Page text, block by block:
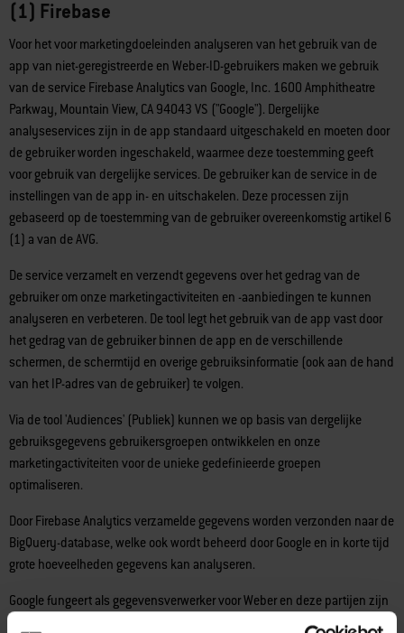
(1) Firebase
Voor het voor marketingdoeleinden analyseren van het gebruik van de
app van niet-geregistreerde en Weber-ID-gebruikers maken we gebruik
van de service Firebase Analytics van Google, Inc. 1600 Amphitheatre
Parkway, Mountain View, CA 94043 VS ("Google"). Dergelijke
analyseservices zijn in de app standaard uitgeschakeld en moeten door
de gebruiker worden ingeschakeld, waarmee deze toestemming geeft
voor gebruik van dergelijke services. De gebruiker kan de service in de
instellingen van de app in- en uitschakelen. Deze processen zijn
gebaseerd op de toestemming van de gebruiker overeenkomstig artikel 6
(1) a van de AVG.
De service verzamelt en verzendt gegevens over het gedrag van de
gebruiker om onze marketingactiviteiten en -aanbiedingen te kunnen
analyseren en verbeteren. De tool legt het gebruik van de app vast door
het gedrag van de gebruiker binnen de app en de verschillende
schermen, de schermtijd en overige gebruiksinformatie (ook aan de hand
van het IP-adres van de gebruiker) te volgen.
Via de tool 'Audiences' (Publiek) kunnen we op basis van dergelijke
gebruiksgegevens gebruikersgroepen ontwikkelen en onze
marketingactiviteiten voor de unieke gedefinieerde groepen
optimaliseren.
Door Firebase Analytics verzamelde gegevens worden verzonden naar de
BigQuery-database, welke ook wordt beheerd door Google en in korte tijd
grote hoeveelheden gegevens kan analyseren.
Google fungeert als gegevensverwerker voor Weber en deze partijen zijn
onderling overeenkomsten aangegaan overeenkomstig artikel 28 van de